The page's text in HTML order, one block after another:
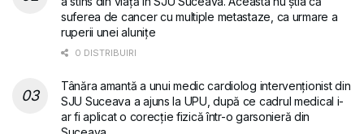
suferea de cancer cu multiple metastaze, ca urmare a
ruperii unei alunițe
0 DISTRIBUIRI
Tânăra amantă a unui medic cardiolog intervenționist din
SJU Suceava a ajuns la UPU, după ce cadrul medical i-
ar fi aplicat o corecție fizică într-o garsonieră din